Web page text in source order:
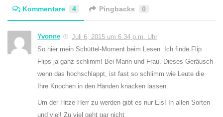
Kommentare 4 Pingbacks 0
Yvonne
Juli 6, 2015 um 6:34 p.m. Uhr
So hier mein Schüttel-Moment beim Lesen. Ich finde Flip
Flips ja ganz schlimm! Bei Mann und Frau. Dieses Geräusch
wenn das hochschlappt, ist fast so schlimm wie Leute die
Ihre Knochen in den Händen knacken lassen.
Um der Hitze Herr zu werden gibt es nur Eis! In allen Sorten
und viel! Zu viel geht gar nicht